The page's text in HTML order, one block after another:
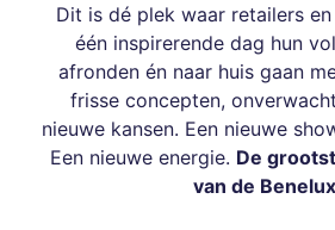
Dit is dé plek waar retailers
één inspirerende dag hun
afronden én naar huis gaan
frisse concepten,
nieuwe kansen. Een nieuwe
Een nieuwe energie. De
van de